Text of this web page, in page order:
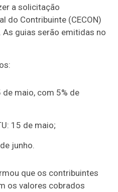
a solicitação
do Contribuinte (CECON)
guias serão emitidas no
de maio, com 5% de
15 de maio;
junho.
que os contribuintes
os valores cobrados